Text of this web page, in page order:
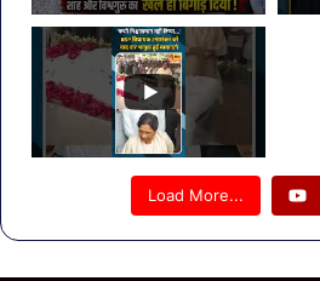
Load More...